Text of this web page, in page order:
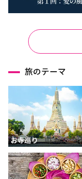
旅のテーマ
お寺巡り